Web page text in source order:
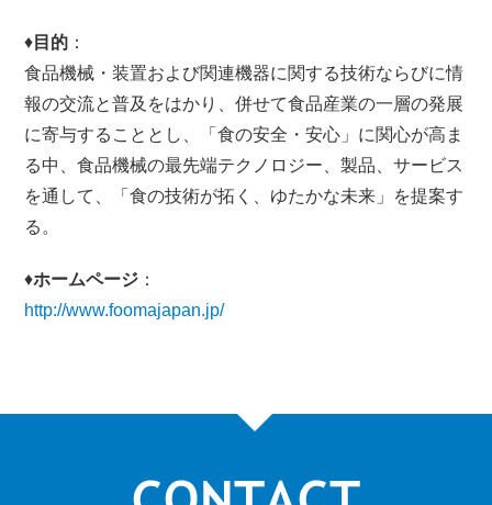
♦ 目的 ：
食品機械・装置および関連機器に関する技術ならびに情
報の交流と普及をはかり、併せて食品産業の一層の発展
に寄与することとし、「食の安全・安心」に関心が高ま
る中、食品機械の最先端テクノロジー、製品、サービス
を通して、「食の技術が拓く、ゆたかな未来」を提案す
る。
♦ホームページ ：
http://www.foomajapan.jp/